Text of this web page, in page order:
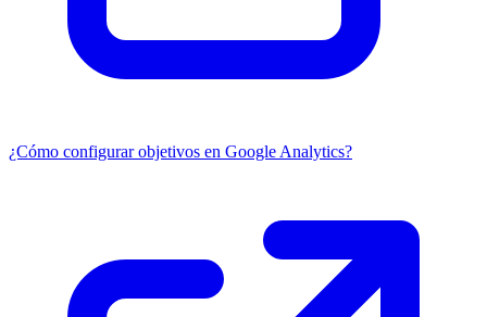
¿Cómo configurar objetivos en Google Analytics?